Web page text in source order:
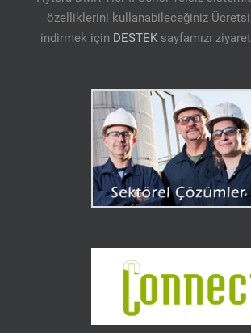
özelliklerini kullanabileceğiniz Ücretsiz
indirmek için DESTEKsayfamızı